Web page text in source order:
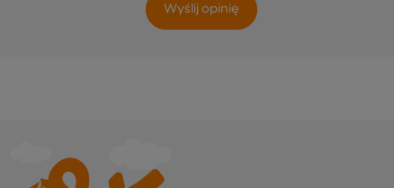
Wyślij opinię